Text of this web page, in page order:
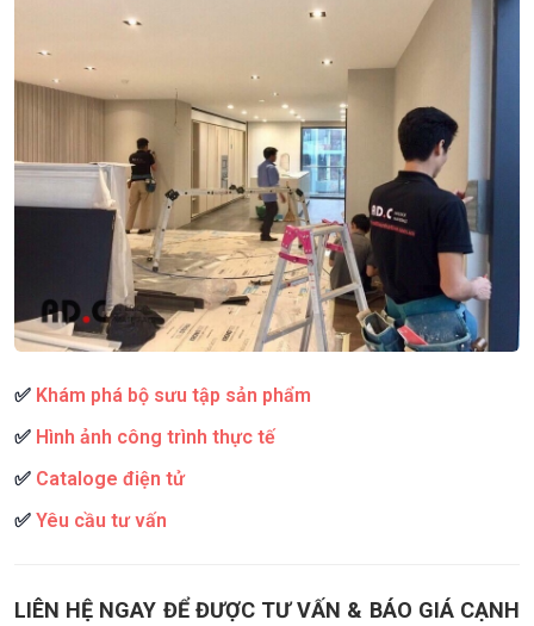
✅ Khám phá bộ sưu tập sản phẩm
✅ Hình ảnh công trình thực tế
✅ Cataloge điện tử
✅ Yêu cầu tư vấn
LIÊN HỆ NGAY ĐỂ ĐƯỢC TƯ VẤN & BÁO GIÁ CẠNH